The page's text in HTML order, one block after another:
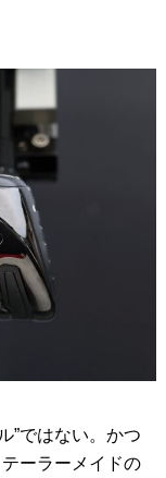
”ではない。かつ
ーラーメイドの